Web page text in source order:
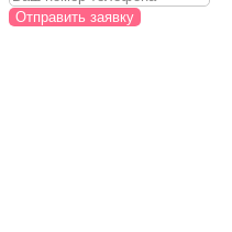
Отправить заявку